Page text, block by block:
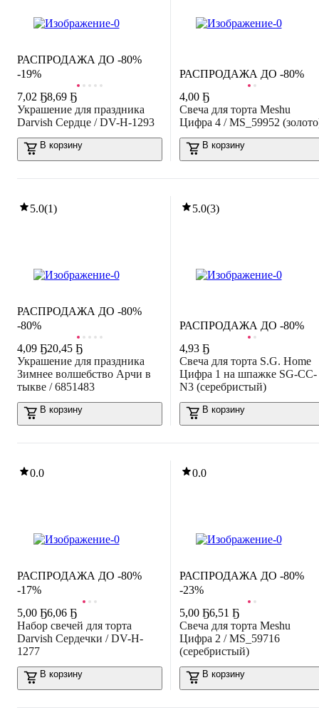
-19%
РАСПРОДАЖА ДО -80%
7,02 Ҕ8,69 Ҕ
Украшение для праздника
Darvish Сердце / DV-H-1293
В корзину
РАСПРОДАЖА ДО -80%
4,00 Ҕ
Свеча для торта Meshu
Цифра 4 / MS_59952
В корзину
5.0(1)
-80%
РАСПРОДАЖА ДО -80%
4,09 Ҕ20,45 Ҕ
Украшение для праздника
Зимнее волшебство Арчи в
тыкве / 6851483
В корзину
5.0(3)
РАСПРОДАЖА ДО -80%
4,93 Ҕ
Свеча для торта S.G. Home
Цифра 1 на шпажке SG-CC-
N3 (серебристый)
В корзину
0.0
-17%
РАСПРОДАЖА ДО -80%
5,00 Ҕ6,06 Ҕ
Набор свечей для торта
Darvish Сердечки / DV-H-
1277
В корзину
0.0
-23%
РАСПРОДАЖА ДО -80%
5,00 Ҕ6,51 Ҕ
Свеча для торта Meshu
Цифра 2 / MS_59716
(серебристый)
В корзину